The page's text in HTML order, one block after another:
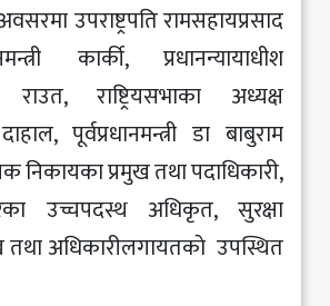
उपराष्ट्रपति रामसहायप्रसाद
कार्की, प्रधानन्यायाधीश
राउत, राष्ट्रियसभाका अध्यक्ष
पूर्वप्रधानमन्त्री डा बाबुराम
निकायका प्रमुख तथा पदाधिकारी,
उच्चपदस्थ अधिकृत, सुरक्षा
तथा अधिकारीलगायतकाे उपस्थित